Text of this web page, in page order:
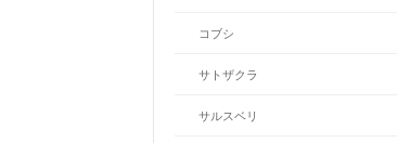
コブシ
サトザクラ
サルスベリ